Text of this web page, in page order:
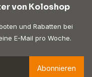
von Koloshop
und Rabatten bei
E-Mail pro Woche.
Abonnieren